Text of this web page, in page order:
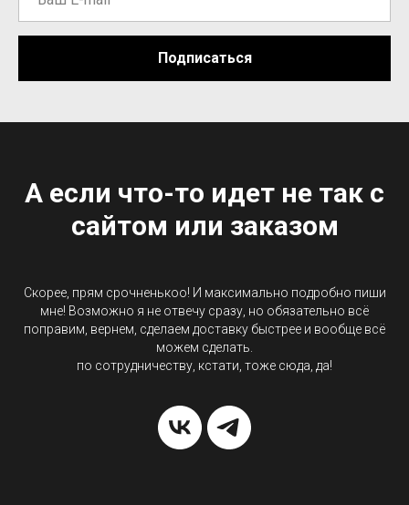
Подписаться
А если что-то идет не так с
сайтом или заказом
Скорее, прям срочненькоо! И максимально подробно пиши
мне! Возможно я не отвечу сразу, но обязательно всё
поправим, вернем, сделаем доставку быстрее и вообще всё
можем сделать.
по сотрудничеству, кстати, тоже сюда, да!